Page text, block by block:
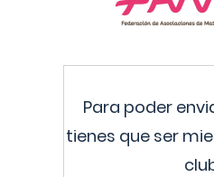
Para poder
tienes que ser